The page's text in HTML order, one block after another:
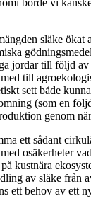
släke ökat
jordar till följd
till
sett både
(som en
genom
ett sådant
osäkerheter
kustnära
av släke från
ett behov av ett